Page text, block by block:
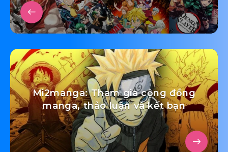
Mi2manga: Tham gia cộng đồng
manga, thảo luận và kết bạn